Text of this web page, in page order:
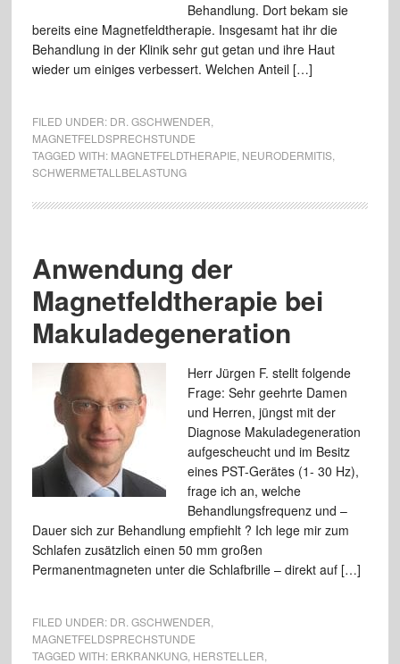
Behandlung. Dort bekam sie
bereits eine Magnetfeldtherapie. Insgesamt hat ihr die
Behandlung in der Klinik sehr gut getan und ihre Haut
wieder um einiges verbessert. Welchen Anteil […]
FILED UNDER: DR. GSCHWENDER
MAGNETFELDSPRECHSTUNDE
TAGGED WITH: MAGNETFELDTHERAPIE NEURODERMITIS,
SCHWERMETALLBELASTUNG
Anwendung der
Magnetfeldtherapie bei
Makuladegeneration
Herr Jürgen F. stellt folgende
Frage: Sehr geehrte Damen
und Herren, jüngst mit der
Diagnose Makuladegeneration
aufgescheucht und im Besitz
eines PST-Gerätes (1- 30 Hz),
frage ich an, welche
Behandlungsfrequenz und –
Dauer sich zur Behandlung empfiehlt ? Ich lege mir zum
Schlafen zusätzlich einen 50 mm großen
Permanentmagneten unter die Schlafbrille – direkt auf […]
FILED UNDER: DR. GSCHWENDER
MAGNETFELDSPRECHSTUNDE
TAGGED WITH: ERKRANKUNG, HERSTELLER